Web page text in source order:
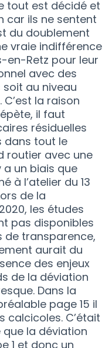
tout est décidé et
car ils ne sentent
du doublement
vraie indifférence
en-Retz pour leur
avec des
au niveau
la raison
il faut
résiduelles
dans tout le
routier avec une
a un biais que
à l’atelier du 13
de la
les études
pas disponibles
de transparence,
aurait du
des enjeux
de la déviation
Dans la
page 15 il
calcicoles. C’était
la déviation
1 et donc un